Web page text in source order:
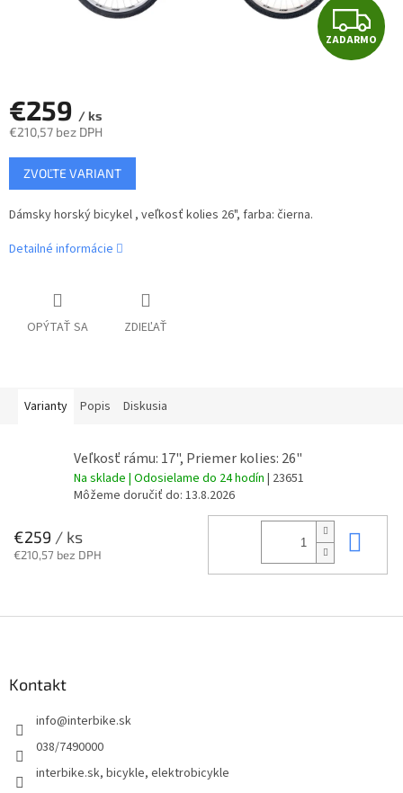
Z
A
ZADARMO
€259 / ks
€210,57 bez DPH
Jednotková
cena:
ZVOĽTE VARIANT
Dámsky horský bicykel , veľkosť kolies 26", farba: čierna.
Detailné informácie
OPÝTAŤ SA ZDIEĽAŤ
Varianty Popis Diskusia
Veľkosť rámu: 17", Priemer kolies: 26"
Na sklade | Odosielame do 24 hodín | 23651
Môžeme doručiť do: 13.8.2026
€259 / ks
€210,57 bez DPH
Kontakt
info@interbike.sk
038/7490000
interbike.sk, bicykle, elektrobicykle